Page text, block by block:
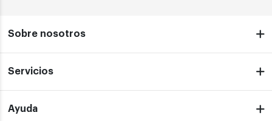
Sobre nosotros
Servicios
Ayuda